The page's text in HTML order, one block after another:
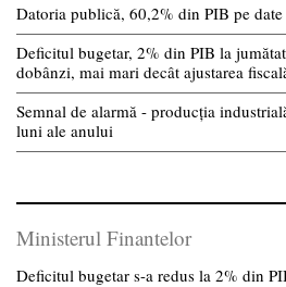
Datoria publică, 60,2% din PIB pe
Deficitul bugetar, 2% din PIB la
dobânzi, mai mari decât ajustarea
Semnal de alarmă - producția
luni ale anului
Ministerul Finantelor
Deficitul bugetar s-a redus la 2% din